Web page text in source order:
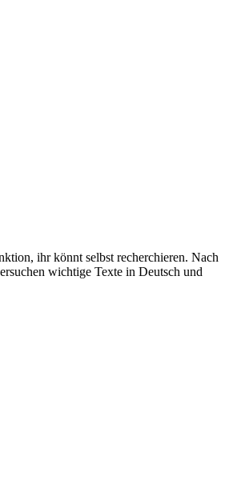
ihr könnt selbst recherchieren. Nach
wichtige Texte in Deutsch und